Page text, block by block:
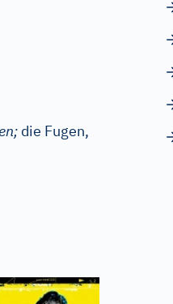
die Fugen,